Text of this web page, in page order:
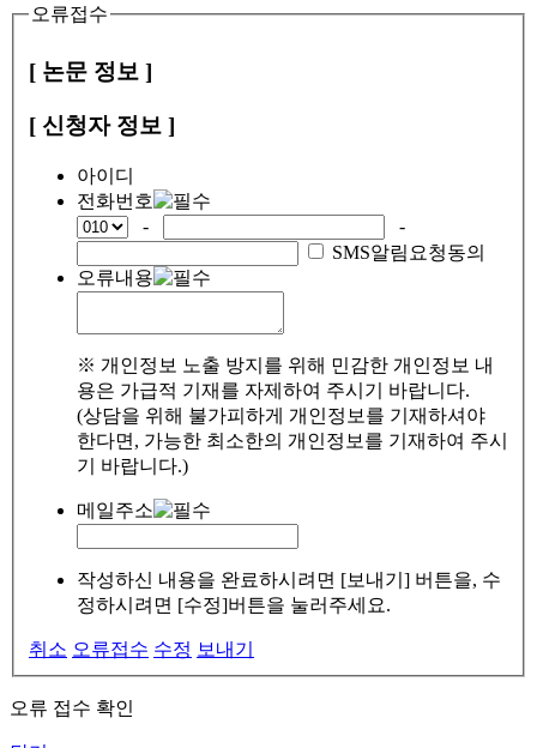
오류접수
[ 논문 정보 ]
[ 신청자 정보 ]
아이디
전화번호
-
-
SMS알림요청동의
오류내용
※ 개인정보 노출 방지를 위해 민감한 개인정보 내
용은 가급적 기재를 자제하여 주시기 바랍니다.
(상담을 위해 불가피하게 개인정보를 기재하셔야
한다면, 가능한 최소한의 개인정보를 기재하여 주시
기 바랍니다.)
메일주소
작성하신 내용을 완료하시려면 [보내기] 버튼을, 수
정하시려면 [수정]버튼을 눌러주세요.
취소 오류접수 수정 보내기
오류 접수 확인